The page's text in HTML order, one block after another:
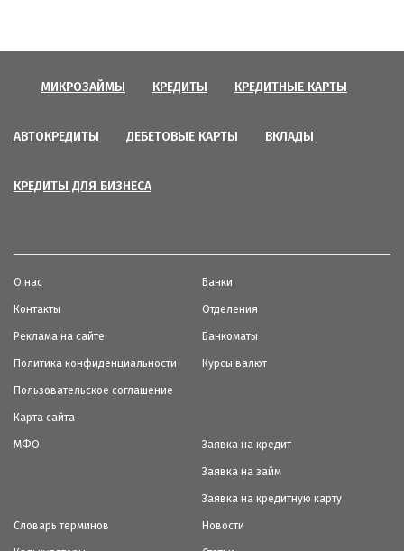
МИКРОЗАЙМЫ КРЕДИТЫ КРЕДИТНЫЕ КАРТЫ
АВТОКРЕДИТЫ ДЕБЕТОВЫЕ КАРТЫ ВКЛАДЫ
КРЕДИТЫ ДЛЯ БИЗНЕСА
О нас
Контакты
Реклама на сайте
Политика конфиденциальности
Пользовательское соглашение
Карта сайта
Банки
Отделения
Банкоматы
Курсы валют
МФО Заявка на кредит
Заявка на займ
Заявка на кредитную карту
Словарь терминов Новости